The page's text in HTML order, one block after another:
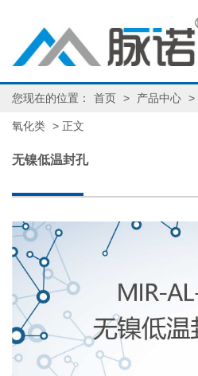
您现在的位置： 首页 > 产品中心 >
氧化类 > 正文
无镍低温封孔